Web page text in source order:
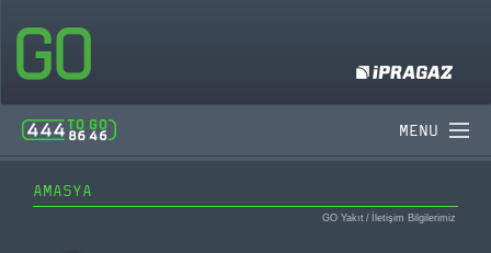
MENU
GO Yakıt / İletişim Bilgilerimiz
AMASYA